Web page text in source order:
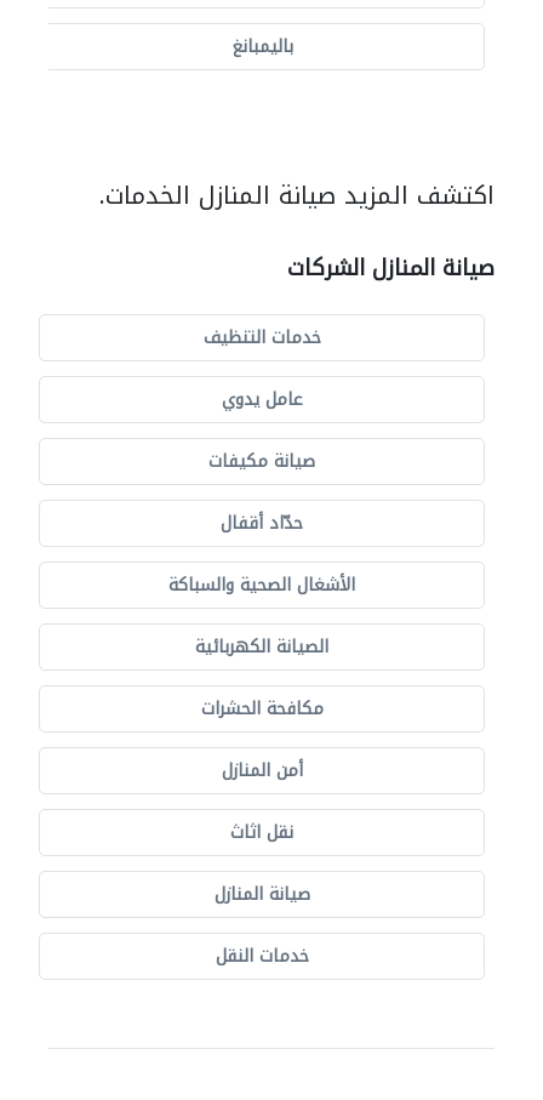
باليمبانغ
اكتشف المزيد صيانة المنازل الخدمات.
صيانة المنازل الشركات
خدمات التنظيف
عامل يدوي
صيانة مكيفات
حدّاد أقفال
الأشغال الصحية والسباكة
الصيانة الكهربائية
مكافحة الحشرات
أمن المنازل
نقل اثاث
صيانة المنازل
خدمات النقل